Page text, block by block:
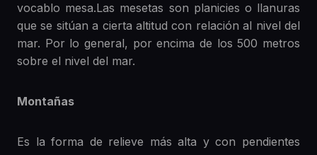
vocablo mesa.Las mesetas son planicies o llanuras
que se sitúan a cierta altitud con relación al nivel del
mar. Por lo general, por encima de los 500 metros
sobre el nivel del mar.
Montañas
Es la forma de relieve más alta y con pendientes